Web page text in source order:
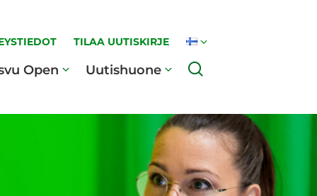
TILAA UUTISKIRJE
Open Uutishuone